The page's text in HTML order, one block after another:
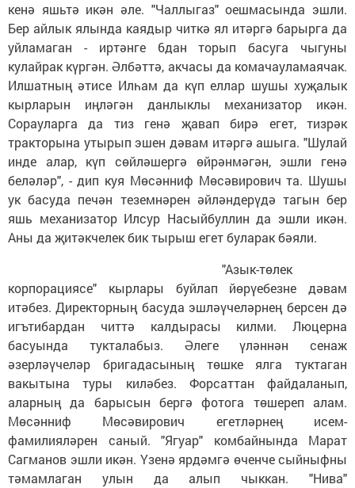
кенә яшьтә икән әле. "Чаллыгаз" оешмасында эшли.
Бер айлык ялында каядыр читкә ял итәргә барырга да
уйламаган - иртәнге 6дан торып басуга чыгуны
кулайрак күргән. Әлбәттә, акчасы да комачауламаячак.
Илшатның әтисе Илһам да күп еллар шушы хуҗалык
кырларын иңләгән данлыклы механизатор икән.
Сорауларга да тиз генә җавап бирә егет, тизрәк
тракторына утырып эшен дәвам итәргә ашыга. "Шулай
инде алар, күп сөйләшергә өйрәнмәгән, эшли генә
беләләр", - дип куя Мөсәнниф Мөсәвирович та. Шушы
ук басуда печән теземнәрен әйләндерүдә тагын бер
яшь механизатор Илсур Насыйбуллин да эшли икән.
Аны да җитәкчелек бик тырыш егет буларак бәяли.
"Азык-төлек
корпорациясе" кырлары буйлап йөрүебезне дәвам
итәбез. Директорның басуда эшләүчеләрнең берсен дә
игътибардан читтә калдырасы килми. Люцерна
басуында тукталабыз. Әлеге үләннән сенаж
әзерләүчеләр бригадасының төшке ялга туктаган
вакытына туры киләбез. Форсаттан файдаланып,
аларның да барысын бергә фотога төшереп алам.
Мөсәнниф Мөсәвирович егетләрнең исем-
фамилияләрен саный. "Ягуар" комбайнында Марат
Сагманов эшли икән. Үзенә ярдәмгә өченче сыйныфны
тәмамлаган улын да алып чыккан. "Нива"